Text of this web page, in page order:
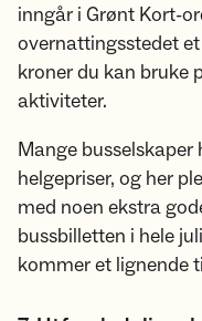
inngår i Grønt Kort-
overnattingsstedet
kroner du kan bruke
aktiviteter.
Mange
helgepriser, og her
med noen ekstra
bussbilletten i hele
kommer et lignende